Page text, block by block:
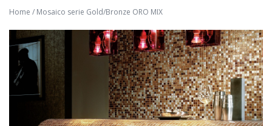
Home / Mosaico serie Gold/Bronze ORO MIX